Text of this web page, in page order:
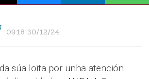
09:18 30/12/24
súa loita por unha atención